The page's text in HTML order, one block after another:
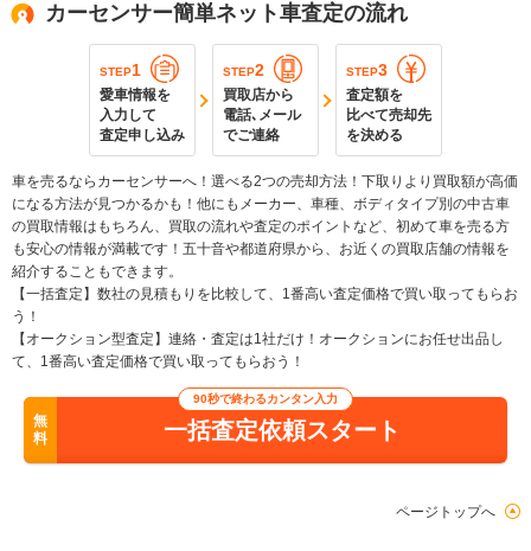
カーセンサー簡単ネット車査定の流れ
STEP1
愛車情報を
入力して
査定申し込み
STEP2
買取店から
電話､メール
でご連絡
STEP3
査定額を
比べて売却先
を決める
車を売るならカーセンサーへ！選べる2つの売却方法！下取りより買取額が高価
になる方法が見つかるかも！他にもメーカー、車種、ボディタイプ別の中古車
の買取情報はもちろん、買取の流れや査定のポイントなど、初めて車を売る方
も安心の情報が満載です！五十音や都道府県から、お近くの買取店舗の情報を
紹介することもできます。
【一括査定】数社の見積もりを比較して、1番高い査定価格で買い取ってもらお
う！
【オークション型査定】連絡・査定は1社だけ！オークションにお任せ出品し
て、1番高い査定価格で買い取ってもらおう！
無
料
90秒で終わるカンタン入力
一括査定依頼スタート
ページトップへ